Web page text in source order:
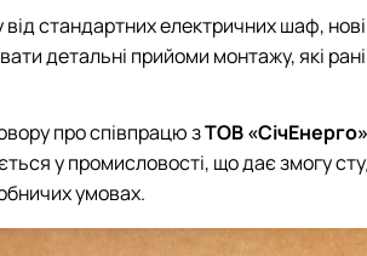
від стандартних електричних шаф,
детальні прийоми монтажу, які
про співпрацю зТОВ«СічЕнерго»
у промисловості, що дає змогу
умовах.